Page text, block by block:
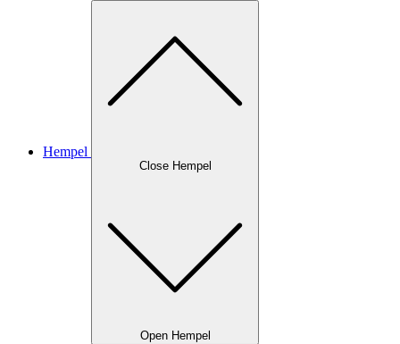
Hempel
Close Hempel
Open Hempel